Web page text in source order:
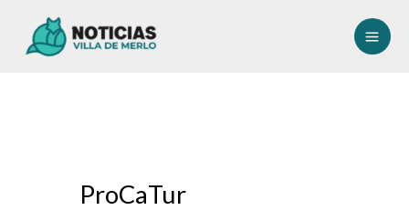
ProCaTur